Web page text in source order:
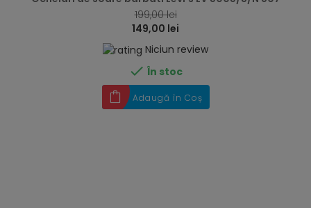
199,00 lei
149,00 lei
Niciun review
 În stoc
Adaugă în Coș